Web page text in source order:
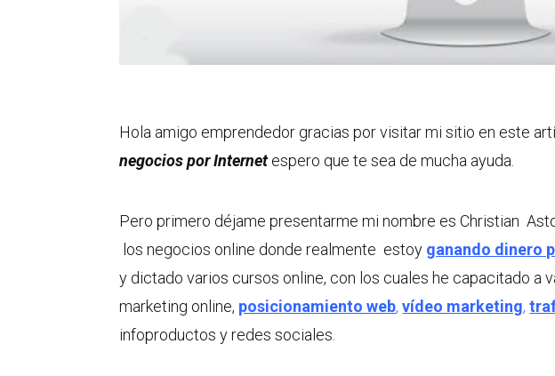
Hola amigo emprendedor gracias por visitar mi sitio en este
negocios por Internetespero que te sea de mucha ayuda.
Pero primero déjame presentarme mi nombre es Christian
los negocios online donde realmente estoy ganando dinero
y dictado varios cursos online, con los cuales he capacitado a
marketing online, posicionamiento web,vídeo marketing,
infoproductos y redes sociales.